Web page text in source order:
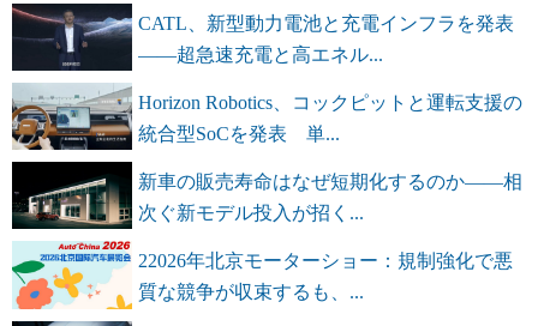
CATL、新型動力電池と充電インフラを発表
――超急速充電と高エネル...
Horizon Robotics、コックピットと運転支援の
統合型SoCを発表 単...
新車の販売寿命はなぜ短期化するのか――相
次ぐ新モデル投入が招く...
22026年北京モーターショー：規制強化で悪
質な競争が収束するも、...